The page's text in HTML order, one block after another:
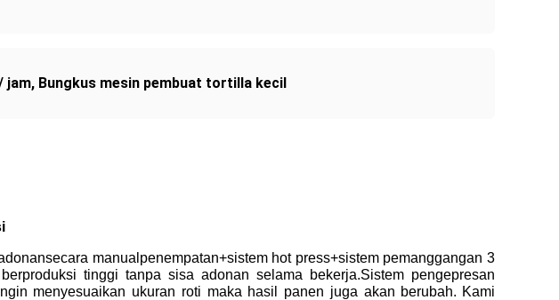
jam, Bungkus mesin pembuat tortilla kecil
secara manual penempatan+sistem hot press+sistem pemanggangan 3
tinggi tanpa sisa adonan selama bekerja.Sistem pengepresan
menyesuaikan ukuran roti maka hasil panen juga akan berubah. Kami